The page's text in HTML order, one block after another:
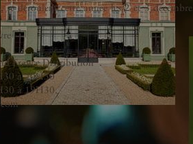
déroulera cette année les 2 et 3 décembre
France Distribution".
à 20H30
à 19H30.